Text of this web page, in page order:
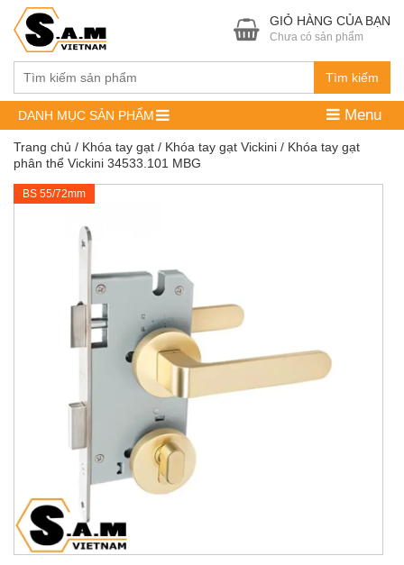
Tìm kiếm
GIỎ HÀNG CỦA BẠN
Chưa có sản phẩm
DANH MỤC SẢN PHẨM Menu
Trang chủ / Khóa tay gạt / Khóa tay gạt Vickini / Khóa tay gạt
phân thể Vickini 34533.101 MBG
BS 55/72mm